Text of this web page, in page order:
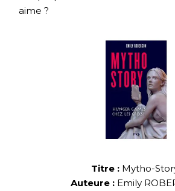
aime ?
Titre : Mytho-
Auteure :Emily